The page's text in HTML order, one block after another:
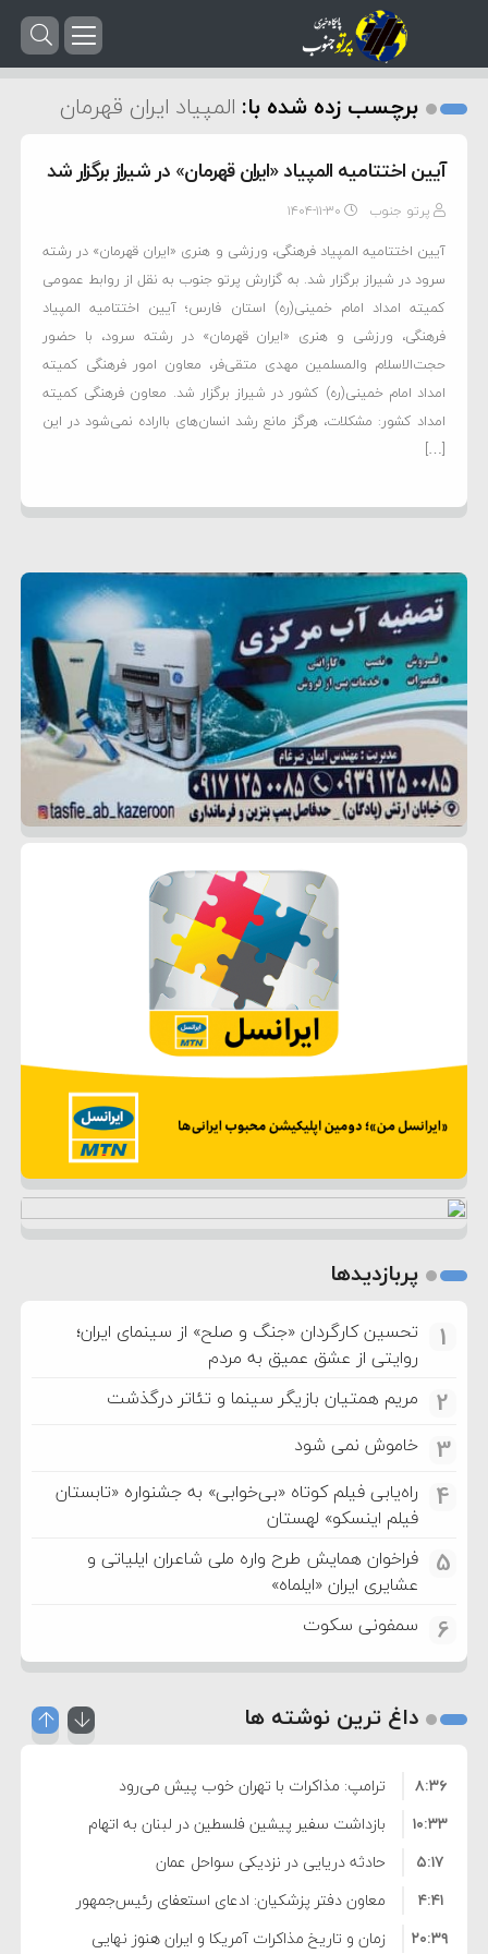
برچسب زده شده با: المپیاد ایران قهرمان
آیین اختتامیه المپیاد «ایران قهرمان» در شیراز برگزار شد
پرتو جنوب ۱۴۰۴-۱۱-۳۰
آیین اختتامیه المپیاد فرهنگی، ورزشی و هنری «ایران قهرمان» در رشته
سرود در شیراز برگزار شد. به گزارش پرتو جنوب به نقل از روابط عمومی
کمیته امداد امام خمینی(ره) استان فارس؛ آیین اختتامیه المپیاد
فرهنگی، ورزشی و هنری «ایران قهرمان» در رشته سرود، با حضور
حجت‌الاسلام والمسلمین مهدی متقی‌فر، معاون امور فرهنگی کمیته
امداد امام خمینی(ره) کشور در شیراز برگزار شد. معاون فرهنگی کمیته
امداد کشور: مشکلات، هرگز مانع رشد انسان‌های بااراده نمی‌شود در این
[…]
پربازدیدها
1
تحسین کارگردان «جنگ و صلح» از سینمای ایران؛
روایتی از عشق عمیق به مردم
2 مریم همتیان بازیگر سینما و تئاتر درگذشت
3 خاموش نمی شود
4
راه‌یابی فیلم کوتاه «بی‌خوابی» به جشنواره «تابستان
فیلم اینسکو» لهستان
5
فراخوان همایش طرح واره ملی شاعران ایلیاتی و
عشایری ایران «ایلماه»
6 سمفونی سکوت
داغ ترین نوشته ها
ترامپ: مذاکرات با تهران خوب پیش می‌رود
۸:۳۶
بازداشت سفیر پیشین فلسطین در لبنان به اتهام
فساد و اختلاس اموال
۱۰:۳۳
حادثه دریایی در نزدیکی سواحل عمان
۵:۱۷
معاون دفتر پزشکیان: ادعای استعفای رئیس‌جمهور
واهی و کذب محض است
۴:۴۱
زمان و تاریخ مذاکرات آمریکا و ایران هنوز نهایی
۲۰:۳۹